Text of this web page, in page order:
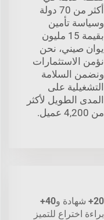
أكثر من 70 دولة
وسياسة تأمين
بقيمة 15 مليون
يوان صيني، نحن
نؤمن الاستثمارات
ونضمن السلامة
التشغيلية على
المدى الطويل لأكثر
من 4,200 عميل.
20+ شهادة و40+
براءة اختراع للتميز